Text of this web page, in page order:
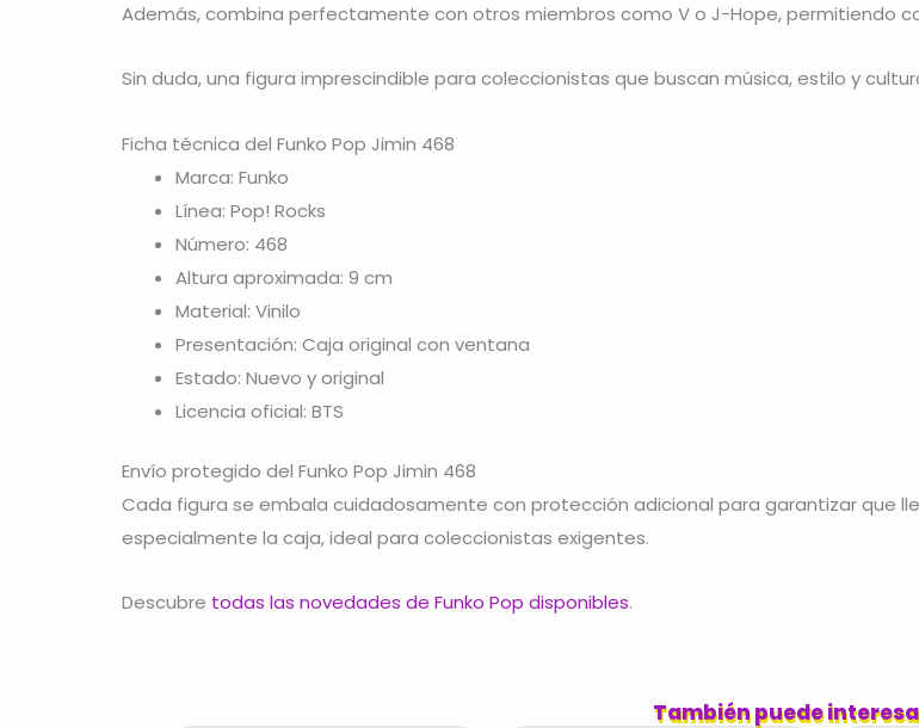
Además, combina perfectamente con otros miembros como Vo J-Hope, permitiendo
Sin duda, una figura imprescindible para coleccionistas que buscan música, estilo y
Ficha técnica del Funko Pop Jimin 468
Marca: Funko
Línea: Pop! Rocks
Número: 468
Altura aproximada: 9 cm
Material: Vinilo
Presentación: Caja original con ventana
Estado: Nuevo y original
Licencia oficial: BTS
Envío protegido del Funko Pop Jimin 468
Cada figura se embala cuidadosamente con protección adicional para garantizar que
especialmente la caja, ideal para coleccionistas exigentes.
Descubre todas las novedades de Funko Pop disponibles.
También puede